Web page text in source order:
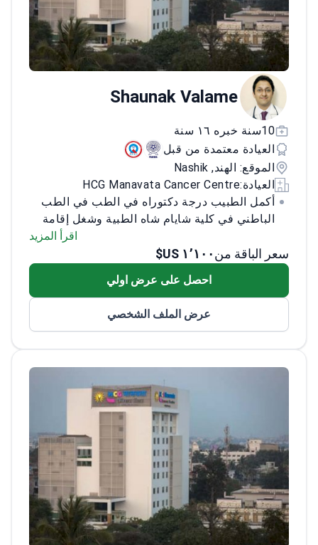
Shaunak Valame
10سنة خبره ١٦ سنة
العيادة معتمدة من قبل
الموقع: الهند, Nashik
العيادة:HCG Manavata Cancer Centre
أكمل الطبيب درجة دكتوراه في الطب في الطب
الباطني في كلية شايام شاه الطبية وشغل إقامة
عليا في نفس القسم. بعد ذلك، عمل الطبيب
كمسجل في طب الأورام الطبي في مستشفى
DNB في طب الأورام الطبي في مستشفى
الطبيب محاضرات في المدرسة الشتوية الدولية
يختص الطبيب في الأساس الجزيئي للسرطان
والعلاجات المستهدفة.<\/p>
اقرأ المزيد
سعر الباقة من١٬١٠٠ US$
احصل على عرض اولي
عرض الملف الشخصي